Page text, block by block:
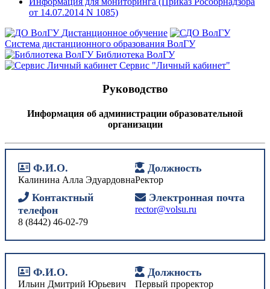
от 14.07.2014 N 1085)
Дистанционное обучение
Система дистанционного образования ВолГУ
Библиотека ВолГУ
Сервис "Личный кабинет"
Руководство
Информация об администрации образовательной
организации
Ф.И.О.
Калинина Алла Эдуардовна
Должность
Ректор
Контактный
телефон
8 (8442) 46-02-79
Электронная почта
rector@volsu.ru
Ф.И.О.
Ильин Дмитрий Юрьевич
Должность
Первый проректор